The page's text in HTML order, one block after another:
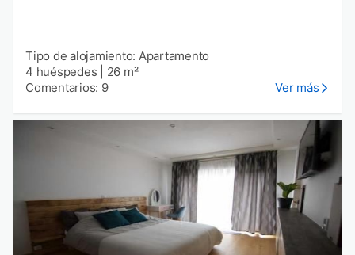
Tipo de alojamiento: Apartamento
4 huéspedes
26 m²
Comentarios: 9
Ver más